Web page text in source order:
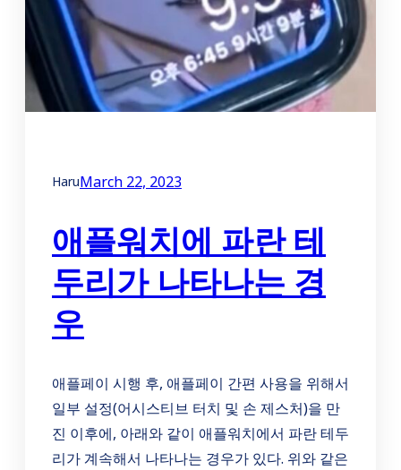
HaruMarch 22, 2023
애플워치에 파란 테
두리가 나타나는 경
우
애플페이 시행 후, 애플페이 간편 사용을 위해서
일부 설정(어시스티브 터치 및 손 제스처)을 만
진 이후에, 아래와 같이 애플워치에서 파란 테두
리가 계속해서 나타나는 경우가 있다. 위와 같은